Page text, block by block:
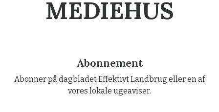
MEDIEHUS
Abonnement
Abonner på dagbladet Effektivt Landbrug eller en af
vores lokale ugeaviser.